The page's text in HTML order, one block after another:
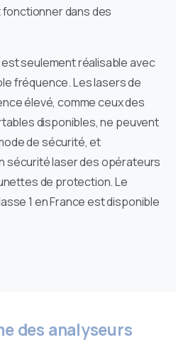
dans des
seulement réalisable avec
fréquence. Les lasers de
élevé, comme ceux des
disponibles, ne peuvent
de sécurité, et
sécurité laser des opérateurs
de protection. Le
1 en France est disponible
des analyseurs